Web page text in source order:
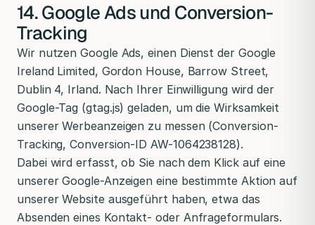
14. Google Ads und Conversion-
Tracking
Wir nutzen Google Ads, einen Dienst der Google
Ireland Limited, Gordon House, Barrow Street,
Dublin 4, Irland. Nach Ihrer Einwilligung wird der
Google-Tag (gtag.js) geladen, um die Wirksamkeit
unserer Werbeanzeigen zu messen (Conversion-
Tracking, Conversion-ID AW-1064238128).
Dabei wird erfasst, ob Sie nach dem Klick auf eine
unserer Google-Anzeigen eine bestimmte Aktion auf
unserer Website ausgeführt haben, etwa das
Absenden eines Kontakt- oder Anfrageformulars.